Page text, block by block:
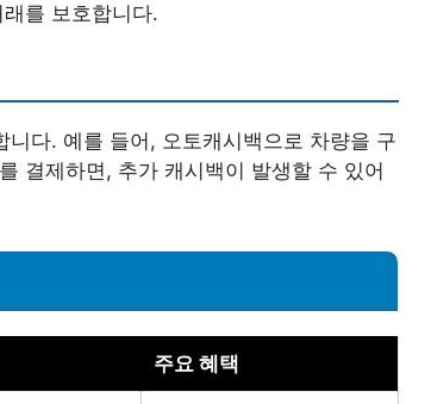
를 보호합니다.
다. 예를 들어, 오토캐시백으로 차량을 구
결제하면, 추가 캐시백이 발생할 수 있어
주요 혜택